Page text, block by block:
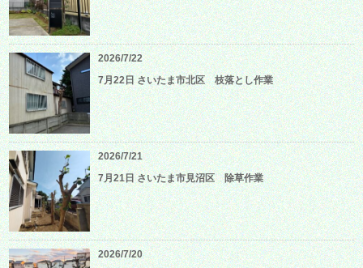
2026/7/22
7月22日 さいたま市北区 枝落とし作業
2026/7/21
7月21日 さいたま市見沼区 除草作業
2026/7/20